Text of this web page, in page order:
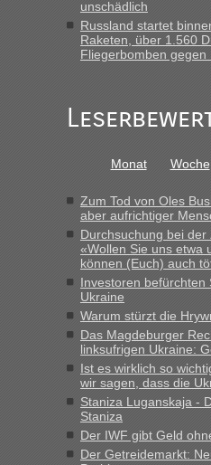
inBerichte und
Grenzübergang zwischen
schnellsten?
schnell da auch Passagiere
Berichte und
Grenzübergang zwischen
„Bin am Montag 15.6.26 um 8
das erste Mal an einem
vor mir, bin sonst der Erste
Minuten wurde dann die
Berichte und Reisetipps
Grenzübergang zwischen
schnellsten?
„Derzeit, ist es überall sehr
Polen. Zb. Krakovets 100
Montag rüber, versuchen es
unschädlich
Russland startet
Raketen, über 1.560
Fliegerbomben gegen
Monat Woche
Zum Tod von Oles
aber aufrichtiger
Durchsuchung bei der
«Wollen Sie uns etwa
können (Euch) auch
Investoren befürchten
Ukraine
Warum stürzt die
Das Magdeburger
linksufrigen Ukraine:
Ist es wirklich so
wir sagen, dass die
Staniza Luganskaja -
Staniza
Der IWF gibt Geld
Der Getreidemarkt: